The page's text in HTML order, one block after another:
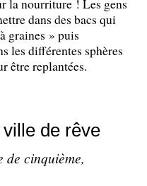
la nourriture ! Les gens
dans des bacs qui
graines » puis
les différentes sphères
être replantées.
de rêve
de cinquième,